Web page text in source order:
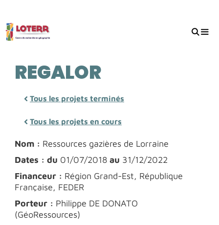
Aller
au
REGALOR
Tous les projets terminés
Tous les projets en cours
Nom : Ressources gazières de Lorraine
Dates : du 01/07/2018 au 31/12/2022
Financeur : Région Grand-Est, République
Française, FEDER
Porteur : Philippe DE DONATO
(GéoRessources)